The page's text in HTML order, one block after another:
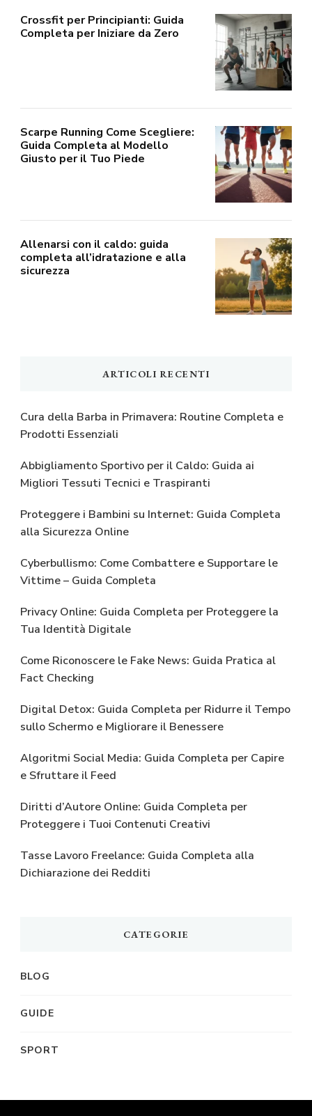
Crossfit per Principianti: Guida
Completa per Iniziare da Zero
Scarpe Running Come Scegliere:
Guida Completa al Modello
Giusto per il Tuo Piede
Allenarsi con il caldo: guida
completa all’idratazione e alla
sicurezza
ARTICOLI RECENTI
Cura della Barba in Primavera: Routine Completa e
Prodotti Essenziali
Abbigliamento Sportivo per il Caldo: Guida ai
Migliori Tessuti Tecnici e Traspiranti
Proteggere i Bambini su Internet: Guida Completa
alla Sicurezza Online
Cyberbullismo: Come Combattere e Supportare le
Vittime – Guida Completa
Privacy Online: Guida Completa per Proteggere la
Tua Identità Digitale
Come Riconoscere le Fake News: Guida Pratica al
Fact Checking
Digital Detox: Guida Completa per Ridurre il Tempo
sullo Schermo e Migliorare il Benessere
Algoritmi Social Media: Guida Completa per Capire
e Sfruttare il Feed
Diritti d’Autore Online: Guida Completa per
Proteggere i Tuoi Contenuti Creativi
Tasse Lavoro Freelance: Guida Completa alla
Dichiarazione dei Redditi
CATEGORIE
BLOG
GUIDE
SPORT